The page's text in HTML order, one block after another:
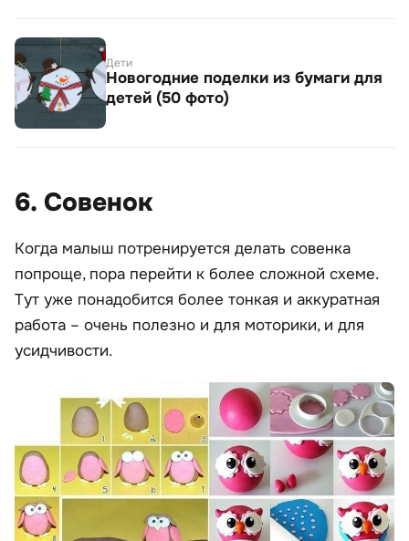
Дети
Новогодние поделки из бумаги для
детей (50 фото)
6. Совенок
Когда малыш потренируется делать совенка
попроще, пора перейти к более сложной схеме.
Тут уже понадобится более тонкая и аккуратная
работа – очень полезно и для моторики, и для
усидчивости.